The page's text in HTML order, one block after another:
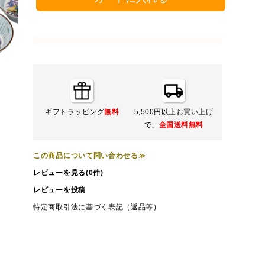
ギフトラッピング無料
5,500円以上お買い上げ
で、 全国送料無料
この商品について問い合わせる≫
レビューを見る(0件)
レビューを投稿
特定商取引法に基づく表記（返品等）